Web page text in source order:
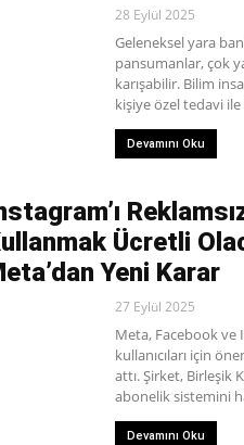
28 Eylül 2025
Geleneksel yara
pansumanlar, çok
karışabilir. Bilim
kişiye özel tedavi ile
Devamını Oku
Ücretli
Yeni Karar
27 Eylül 2025
Meta, Facebook ve
kullanıcıları için
attı. Şirket, Birleşik
abonelik sistemini
Devamını Oku